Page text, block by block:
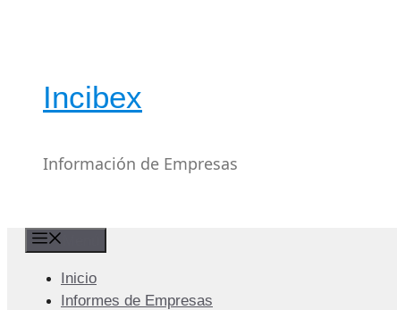
Incibex
Información de Empresas
Inicio
Informes de Empresas